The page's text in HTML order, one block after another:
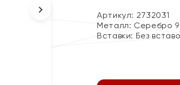
Артикул: 2732031
Металл: Серебро
Вставки: Без